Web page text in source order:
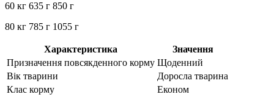
60 кг 635 г 850 г
80 кг 785 г 1055 г
Характеристика
Значення
Призначення повсякденного корму Щоденний
Вік тварини
Доросла тварина
Клас корму
Економ